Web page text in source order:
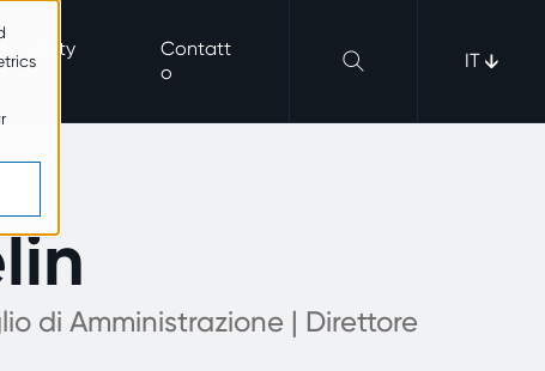
IT
Contatt
o
di Amministrazione | Direttore